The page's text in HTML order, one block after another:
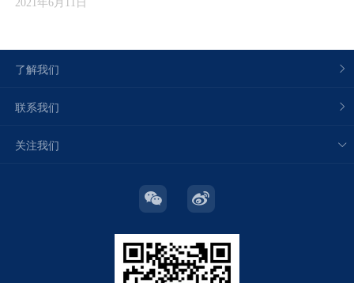
2021年6月11日
了解我们
联系我们
关注我们